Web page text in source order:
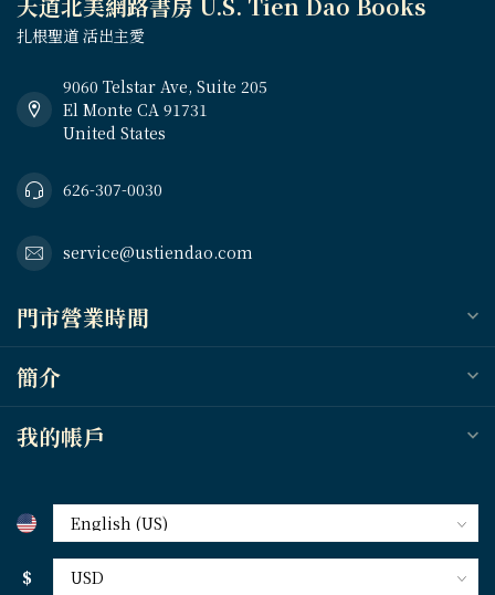
扎根聖道 活出主愛
9060 Telstar Ave, Suite 205
El Monte CA 91731
United States
626-307-0030
service@ustiendao.com
門市營業時間
簡介
我的帳戶
$